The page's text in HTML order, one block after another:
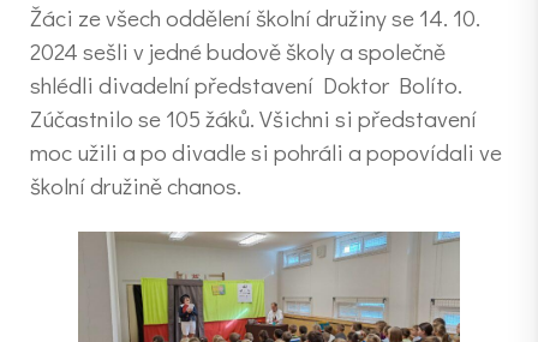
Žáci ze všech oddělení školní družiny se 14. 10.
2024 sešli v jedné budově školy a společně
shlédli divadelní představení Doktor Bolíto.
Zúčastnilo se 105 žáků. Všichni si představení
moc užili a po divadle si pohráli a popovídali ve
školní družině chanos.